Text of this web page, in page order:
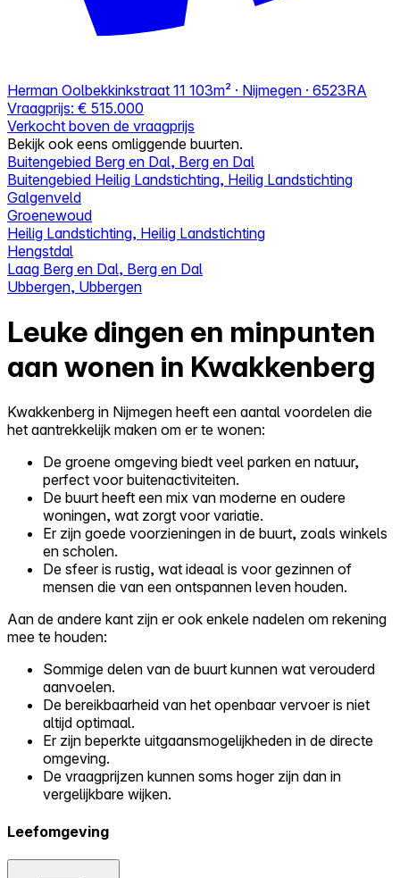
Herman Oolbekkinkstraat 11 103m² · Nijmegen · 6523RA
Vraagprijs: € 515.000
Verkocht boven de vraagprijs
Bekijk ook eens omliggende buurten.
Buitengebied Berg en Dal, Berg en Dal
Buitengebied Heilig Landstichting, Heilig Landstichting
Galgenveld
Groenewoud
Heilig Landstichting, Heilig Landstichting
Hengstdal
Laag Berg en Dal, Berg en Dal
Ubbergen, Ubbergen
Leuke dingen en minpunten
aan wonen in Kwakkenberg
Kwakkenberg in Nijmegen heeft een aantal voordelen die
het aantrekkelijk maken om er te wonen:
De groene omgeving biedt veel parken en natuur,
perfect voor buitenactiviteiten.
De buurt heeft een mix van moderne en oudere
woningen, wat zorgt voor variatie.
Er zijn goede voorzieningen in de buurt, zoals winkels
en scholen.
De sfeer is rustig, wat ideaal is voor gezinnen of
mensen die van een ontspannen leven houden.
Aan de andere kant zijn er ook enkele nadelen om rekening
mee te houden:
Sommige delen van de buurt kunnen wat verouderd
aanvoelen.
De bereikbaarheid van het openbaar vervoer is niet
altijd optimaal.
Er zijn beperkte uitgaansmogelijkheden in de directe
omgeving.
De vraagprijzen kunnen soms hoger zijn dan in
vergelijkbare wijken.
Leefomgeving